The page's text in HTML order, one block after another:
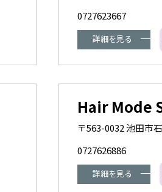
0727623667
詳細を見る
Hair Mode
〒563-0032 池田市
0727626886
詳細を見る